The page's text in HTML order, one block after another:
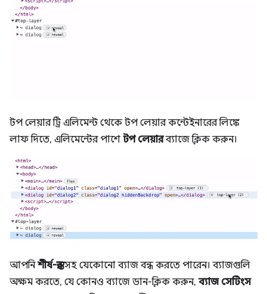
টপ লেয়ার ট্রি এলিমেন্ট থেকে টপ লেয়ার কন্টেইনারের লিঙ্কে
লাফ দিতে, এলিমেন্টের পাশে টপ লেয়ারব্যাজে ক্লিক করুন।
আপনিশীর্ষ-স্তরসহ যেকোনো ব্যাজ বন্ধ করতে পারেন। ব্যাজগুলি
অক্ষম করতে, যে কোনও ব্যাজে ডান-ক্লিক করুন, ব্যাজ সেটিংস